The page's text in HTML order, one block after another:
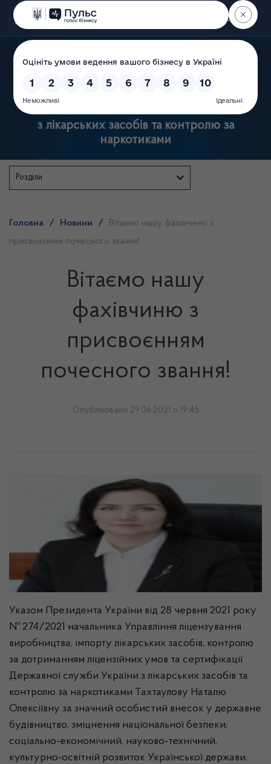
Пошук
Державна служба України
з лікарських засобів та контролю за
наркотиками
Розділи
Головна / Новини /
Вітаємо нашу фахівчиню з
присвоєнням почесного звання!
Вітаємо нашу
фахівчиню з
присвоєнням
почесного звання!
Опубліковано 29.06.2021 о 19:45
Указом Президента України від 28 червня 2021 року
№ 274/2021 начальника Управління ліцензування
виробництва, імпорту лікарських засобів, контролю
за дотриманням ліцензійних умов та сертифікації
Державної служби України з лікарських засобів та
контролю за наркотиками Тахтаулову Наталю
Олексіївну за значний особистий внесок у державне
будівництво, зміцнення національної безпеки,
соціально-економічний, науково-технічний,
культурно-освітній розвиток Української держави,